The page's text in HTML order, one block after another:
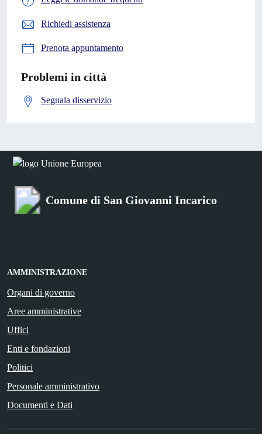
Richiedi assistenza
Prenota appuntamento
Problemi in città
Segnala disservizio
Comune di San Giovanni Incarico
AMMINISTRAZIONE
Organi di governo
Aree amministrative
Uffici
Enti e fondazioni
Politici
Personale amministrativo
Documenti e Dati